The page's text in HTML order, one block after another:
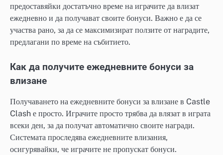
предоставяйки достатъчно време на играчите да влизат
ежедневно и да получават своите бонуси. Важно е да се
участва рано, за да се максимизират ползите от наградите,
предлагани по време на събитието.
Как да получите ежедневните бонуси за
влизане
Получаването на ежедневните бонуси за влизане в Castle
Clash е просто. Играчите просто трябва да влязат в играта
всеки ден, за да получат автоматично своите награди.
Системата проследява ежедневните влизания,
осигурявайки, че играчите не пропускат бонуси.